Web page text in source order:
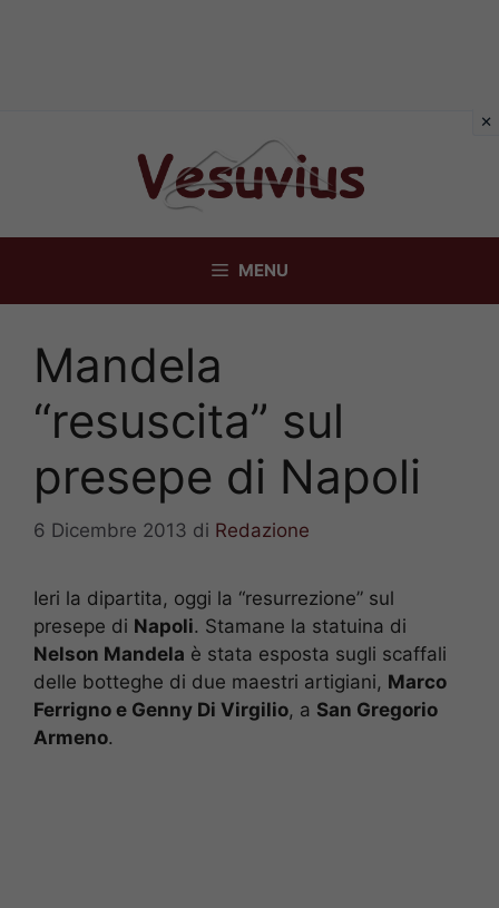
MENU
Mandela
“resuscita” sul
presepe di Napoli
6 Dicembre 2013 di Redazione
Ieri la dipartita, oggi la “resurrezione” sul
presepe di Napoli. Stamane la statuina di
Nelson Mandela è stata esposta sugli scaffali
delle botteghe di due maestri artigiani, Marco
Ferrigno e Genny Di Virgilio, a San Gregorio
Armeno.